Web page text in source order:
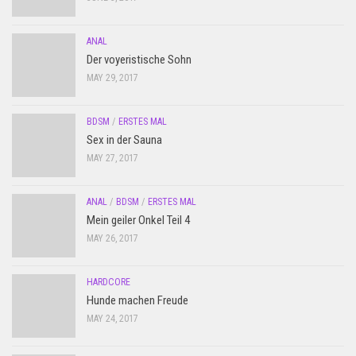
ANAL
Der voyeristische Sohn
MAY 29, 2017
BDSM / ERSTES MAL
Sex in der Sauna
MAY 27, 2017
ANAL / BDSM / ERSTES MAL
Mein geiler Onkel Teil 4
MAY 26, 2017
HARDCORE
Hunde machen Freude
MAY 24, 2017